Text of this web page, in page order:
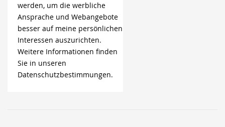
werden, um die werbliche
Ansprache und Webangebote
besser auf meine persönlichen
Interessen auszurichten.
Weitere Informationen finden
Sie in unseren
Datenschutzbestimmungen.